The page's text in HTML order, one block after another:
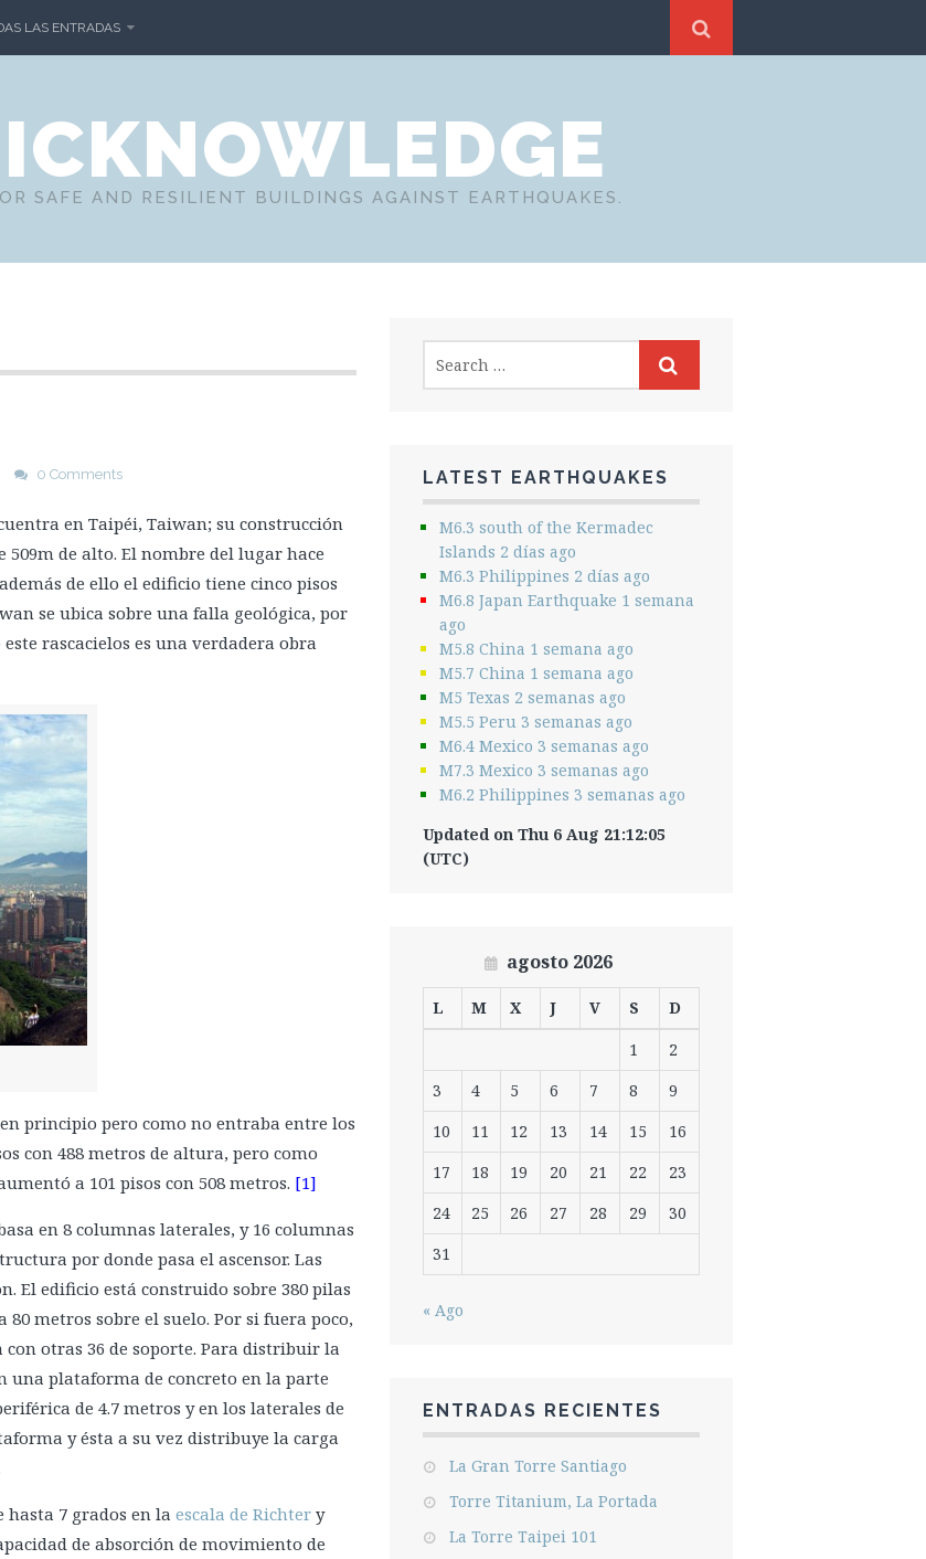
LAS ENTRADAS
SAFE AND RESILIENT BUILDINGS AGAINST EARTHQUAKES.
0 Comments
en Taipéi, Taiwan; su construcción
509m de alto. El nombre del lugar hace
de ello el edificio tiene cinco pisos
se ubica sobre una falla geológica, por
rascacielos es una verdadera obra
principio pero como no entraba entre los
con 488 metros de altura, pero como
a 101 pisos con 508 metros. [1]
en 8 columnas laterales, y 16 columnas
por donde pasa el ascensor. Las
El edificio está construido sobre 380 pilas
metros sobre el suelo. Por si fuera poco,
con otras 36 de soporte. Para distribuir la
una plataforma de concreto en la parte
de 4.7 metros y en los laterales de
y ésta a su vez distribuye la carga
hasta 7 grados en la escala de Richter y
de absorción de movimiento de
LATEST EARTHQUAKES
M6.3 south of the Kermadec
Islands 2 días ago
M6.3 Philippines 2 días ago
M6.8 Japan Earthquake 1 semana
ago
M5.8 China 1 semana ago
M5.7 China 1 semana ago
M5 Texas 2 semanas ago
M5.5 Peru 3 semanas ago
M6.4 Mexico 3 semanas ago
M7.3 Mexico 3 semanas ago
M6.2 Philippines 3 semanas ago
Updated on Thu 6 Aug 21:12:05
(UTC)
agosto 2026
L M X J V S
D
1
2
3
4 5 6 7 8
9
10
11 12 13 14 15
16
17
18 19 20 21 22
23
24
25 26 27 28 29
30
31
« Ago
ENTRADAS RECIENTES
La Gran Torre Santiago
Torre Titanium, La Portada
La Torre Taipei 101